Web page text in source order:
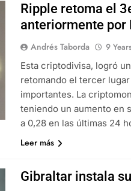
Ripple retoma el
anteriormente por
Andrés Taborda 9
Esta criptodivisa, logró
retomando el tercer
importantes. La
teniendo un aumento en
a 0,28 en las últimas 24
Leer más
Gibraltar instala